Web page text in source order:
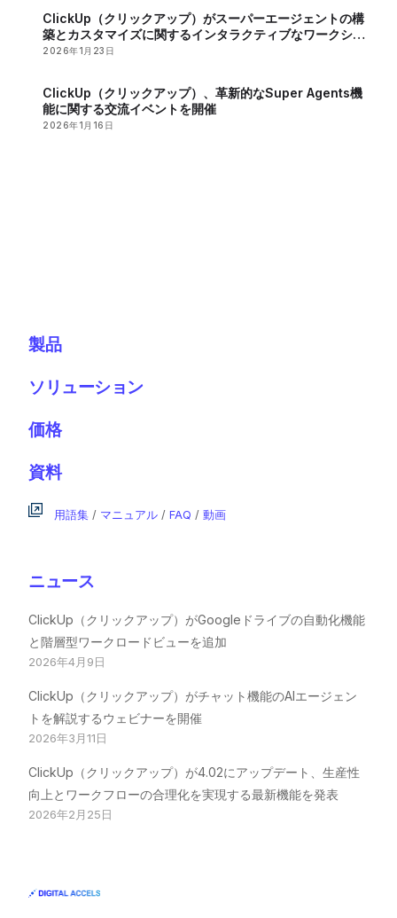
ClickUp（クリックアップ）がスーパーエージェントの構
築とカスタマイズに関するインタラクティブなワークショ
ップを開催
2026年1月23日
ClickUp（クリックアップ）、革新的なSuper Agents機
能に関する交流イベントを開催
2026年1月16日
製品
ソリューション
価格
資料
用語集 / マニュアル /FAQ /動画
ニュース
ClickUp（クリックアップ）がGoogleドライブの自動化機能
と階層型ワークロードビューを追加
2026年4月9日
ClickUp（クリックアップ）がチャット機能のAIエージェン
トを解説するウェビナーを開催
2026年3月11日
ClickUp（クリックアップ）が4.02にアップデート、生産性
向上とワークフローの合理化を実現する最新機能を発表
2026年2月25日